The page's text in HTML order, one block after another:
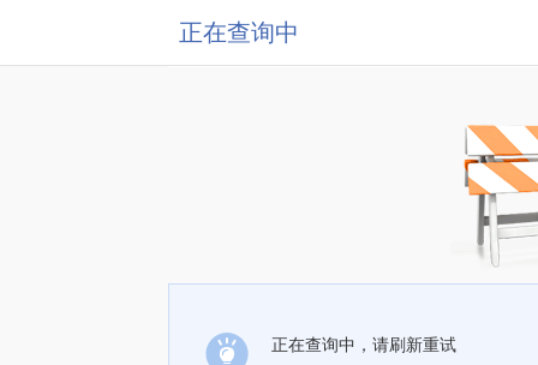
正在查询中
正在查询中，请刷新重试